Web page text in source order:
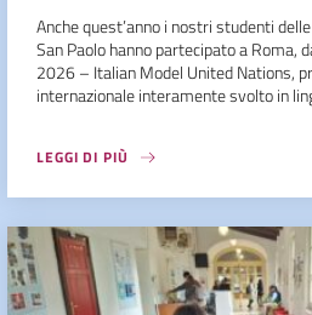
Anche quest’anno i nostri studenti
San Paolo hanno partecipato a Roma,
2026 – Italian Model United Nations,
internazionale interamente svolto in
LEGGI DI PIÙ